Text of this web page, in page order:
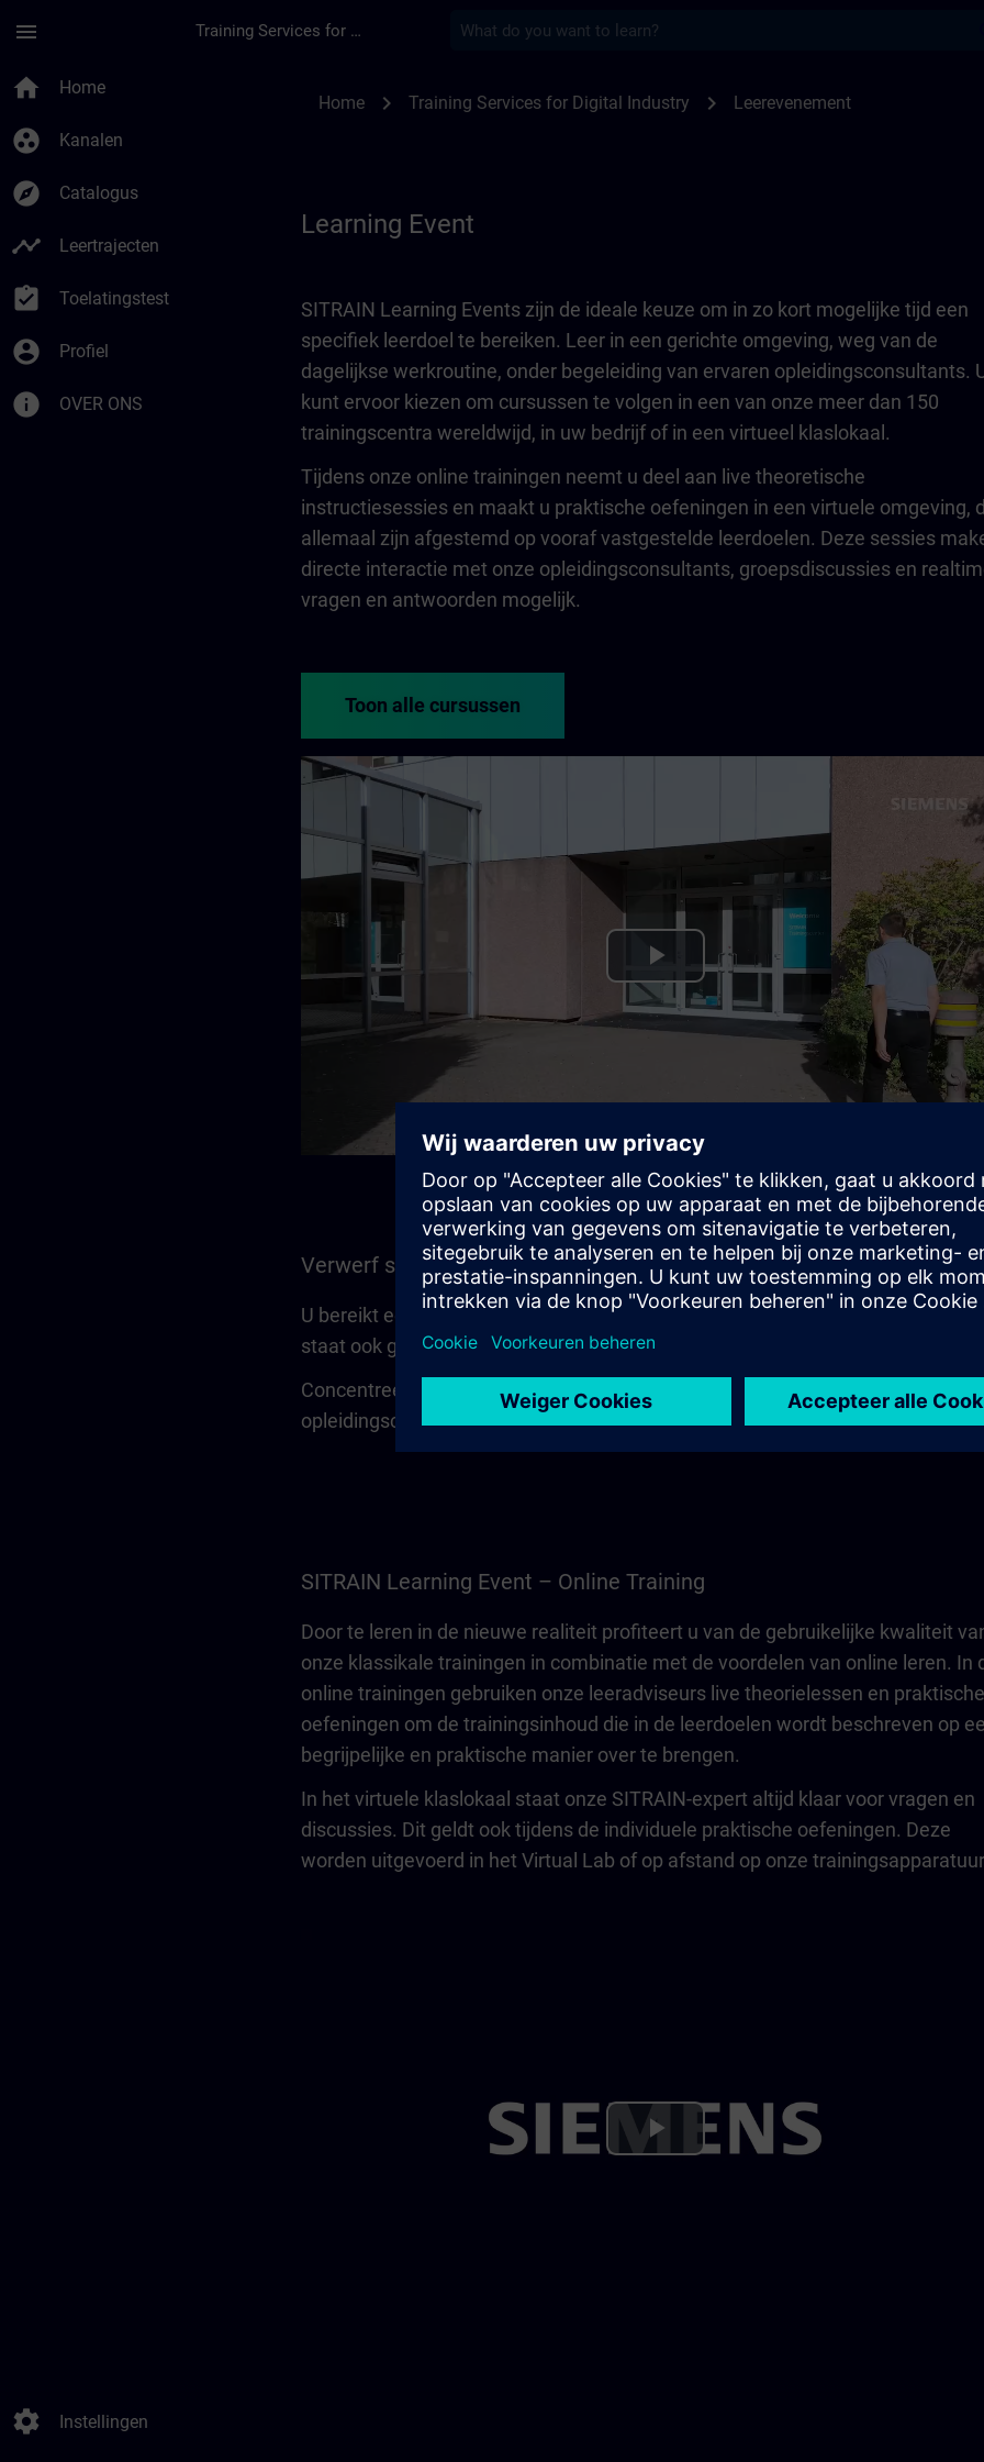
menu Training Services for Digital Industries
home Home
group_work Kanalen
explore Catalogus
timeline Leertrajecten
assignment_turned_in Toelatingstest
account_circle Profiel
info OVER ONS
settings Instellingen
Home chevron_right Training Services for Digital Industry chevron_right Leerevenement
Learning Event
SITRAIN Learning Events zijn de ideale keuze om in zo kort mogelijke tijd een
specifiek leerdoel te bereiken. Leer in een gerichte omgeving, weg van de
dagelijkse werkroutine, onder begeleiding van ervaren opleidingsconsultants.
kunt ervoor kiezen om cursussen te volgen in een van onze meer dan 150
trainingscentra wereldwijd, in uw bedrijf of in een virtueel klaslokaal.
Tijdens onze online trainingen neemt u deel aan live theoretische
instructiesessies en maakt u praktische oefeningen in een virtuele omgeving,
allemaal zijn afgestemd op vooraf vastgestelde leerdoelen. Deze sessies
directe interactie met onze opleidingsconsultants, groepsdiscussies en
vragen en antwoorden mogelijk.
Toon alle cursussen
Play
Video
Verwerf snel, compact en begeleid kennis
U bereikt een bepaald leerdoel in de kortst mogelijke tijd. De
staat ook gedurende de hele duur van de theoretische modules voor u klaar.
Concentreer u op uw leerproces in een beschermde leeromgeving, weg van
opleidingscentrum of in uw bedrijf.
SITRAIN Learning Event – Online Training
Door te leren in de nieuwe realiteit profiteert u van de gebruikelijke kwaliteit
onze klassikale trainingen in combinatie met de voordelen van online leren. In
online trainingen gebruiken onze leeradviseurs live theorielessen en praktische
oefeningen om de trainingsinhoud die in de leerdoelen wordt beschreven op
begrijpelijke en praktische manier over te brengen.
In het virtuele klaslokaal staat onze SITRAIN-expert altijd klaar voor vragen en
discussies. Dit geldt ook tijdens de individuele praktische oefeningen. Deze
worden uitgevoerd in het Virtual Lab of op afstand op onze
Play